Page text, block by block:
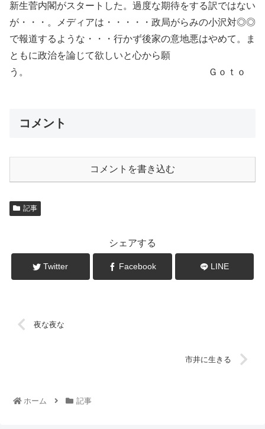
新生菅内閣がスタートした。過度な期待をする訳ではない
が・・・。メディアは・・・・・政局がらみの小沢対◎◎
で報道するような・・・行かず後家の意地悪はやめて。ま
ともに政治を論じて欲しいと心から願
う。 Ｇｏｔｏ
コメント
コメントを書き込む
記事
シェアする
Twitter Facebook LINE
夜な夜な
市井に生きる
ホーム 記事